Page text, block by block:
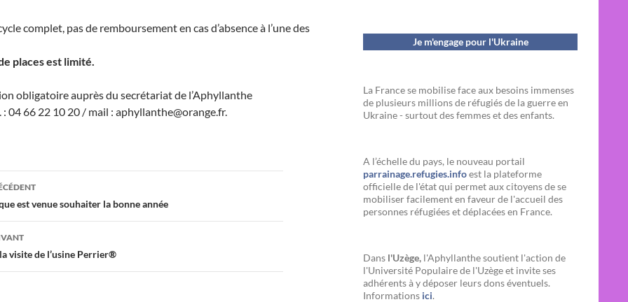
complet, pas de remboursement en cas d’absence à l’une des
places est limité.
obligatoire auprès du secrétariat de l’Aphyllanthe
: 04 66 22 10 20 / mail : aphyllanthe@orange.fr.
est venue souhaiter la bonne année
visite de l’usine Perrier®
Je m'engage pour l'Ukraine
La France se mobilise face aux besoins immenses
de plusieurs millions de réfugiés de la guerre en
Ukraine - surtout des femmes et des enfants.
A l’échelle du pays, le nouveau portail
parrainage.refugies.infoest la plateforme
officielle de l'état qui permet aux citoyens de se
mobiliser facilement en faveur de l'accueil des
personnes réfugiées et déplacées en France.
Dans l'Uzège, l'Aphyllanthe soutient l'action de
l'Université Populaire de l'Uzège et invite ses
adhérents à y déposer leurs dons éventuels.
Informations ici.